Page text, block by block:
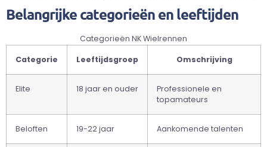
Belangrijke categorieën en leeftijden
Categorieën NK Wielrennen
Categorie Leeftijdsgroep Omschrijving
Elite 18 jaar en ouder
Professionele en
topamateurs
Beloften 19-22 jaar Aankomende talenten